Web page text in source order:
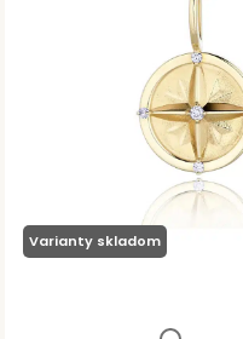
Varianty skladom